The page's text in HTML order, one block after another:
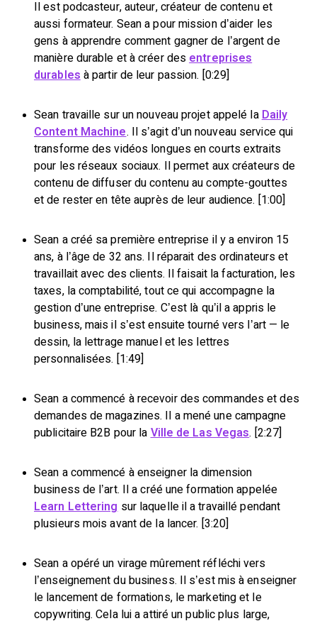
Il est podcasteur, auteur, créateur de contenu et
aussi formateur. Sean a pour mission d’aider les
gens à apprendre comment gagner de l’argent de
manière durable et à créer des entreprises
durables à partir de leur passion. [0:29]
Sean travaille sur un nouveau projet appelé la Daily
Content Machine. Il s’agit d’un nouveau service qui
transforme des vidéos longues en courts extraits
pour les réseaux sociaux. Il permet aux créateurs de
contenu de diffuser du contenu au compte-gouttes
et de rester en tête auprès de leur audience. [1:00]
Sean a créé sa première entreprise il y a environ 15
ans, à l’âge de 32 ans. Il réparait des ordinateurs et
travaillait avec des clients. Il faisait la facturation, les
taxes, la comptabilité, tout ce qui accompagne la
gestion d’une entreprise. C’est là qu’il a appris le
business, mais il s’est ensuite tourné vers l’art — le
dessin, la lettrage manuel et les lettres
personnalisées. [1:49]
Sean a commencé à recevoir des commandes et des
demandes de magazines. Il a mené une campagne
publicitaire B2B pour la Ville de Las Vegas. [2:27]
Sean a commencé à enseigner la dimension
business de l’art. Il a créé une formation appelée
Learn Lettering sur laquelle il a travaillé pendant
plusieurs mois avant de la lancer. [3:20]
Sean a opéré un virage mûrement réfléchi vers
l’enseignement du business. Il s’est mis à enseigner
le lancement de formations, le marketing et le
copywriting. Cela lui a attiré un public plus large,